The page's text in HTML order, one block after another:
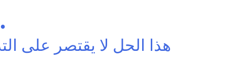
هذا الحل لا يقتصر على